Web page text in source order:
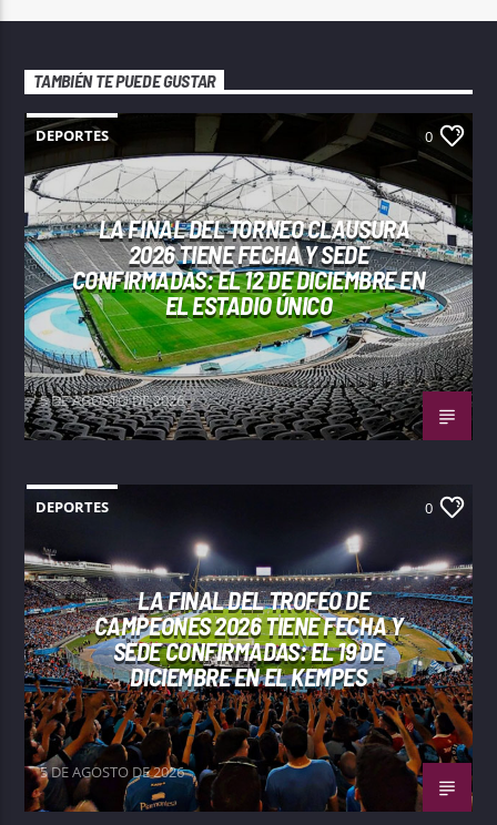
TAMBIÉN TE PUEDE GUSTAR
DEPORTES 0
LA FINAL DEL TORNEO CLAUSURA
2026 TIENE FECHA Y SEDE
CONFIRMADAS: EL 12 DE DICIEMBRE EN
EL ESTADIO ÚNICO
5 DE AGOSTO DE 2026
DEPORTES 0
LA FINAL DEL TROFEO DE
CAMPEONES 2026 TIENE FECHA Y
SEDE CONFIRMADAS: EL 19 DE
DICIEMBRE EN EL KEMPES
5 DE AGOSTO DE 2026